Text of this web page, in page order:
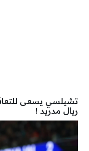
تشيلسي يسعى
ريال مدريد !